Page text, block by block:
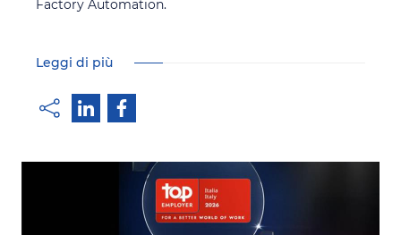
Factory Automation.
Leggi di più